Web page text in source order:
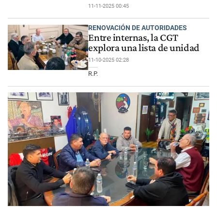
11-11-2025 00:45
RENOVACIÓN DE AUTORIDADES
Entre internas, la CGT
explora una lista de unidad
11-10-2025 02:28
R.P.